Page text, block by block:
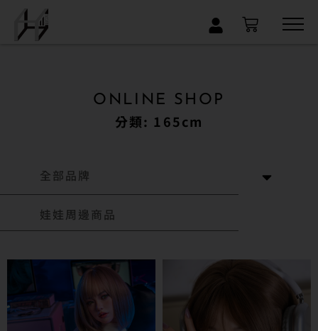
×
ONLINE SHOP
分類: 165cm
全部品牌
娃娃周邊商品